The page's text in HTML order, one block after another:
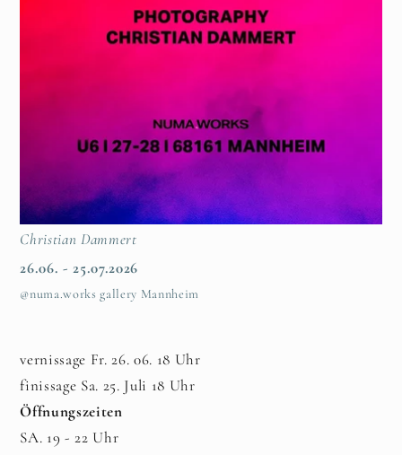
Christian Dammert
26.06. - 25.07.2026
@numa.works gallery Mannheim
vernissage Fr. 26. 06. 18 Uhr
finissage Sa. 25. Juli 18 Uhr
Öffnungszeiten
SA. 19 - 22 Uhr